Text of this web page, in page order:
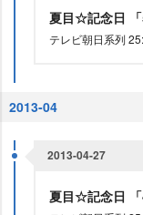
夏目☆記念日 「
テレビ朝日系列
2013-04
2013-04-27
夏目☆記念日 「